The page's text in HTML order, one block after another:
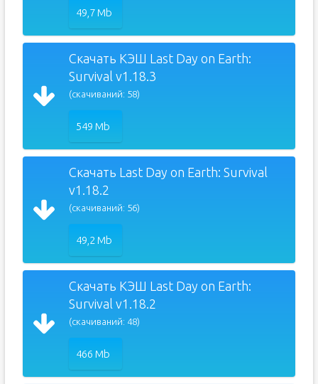
49,7 Mb
Скачать КЭШ Last Day on Earth:
Survival v1.18.3
(скачиваний: 58)
549 Mb
Скачать Last Day on Earth: Survival
v1.18.2
(скачиваний: 56)
49,2 Mb
Скачать КЭШ Last Day on Earth:
Survival v1.18.2
(скачиваний: 48)
466 Mb